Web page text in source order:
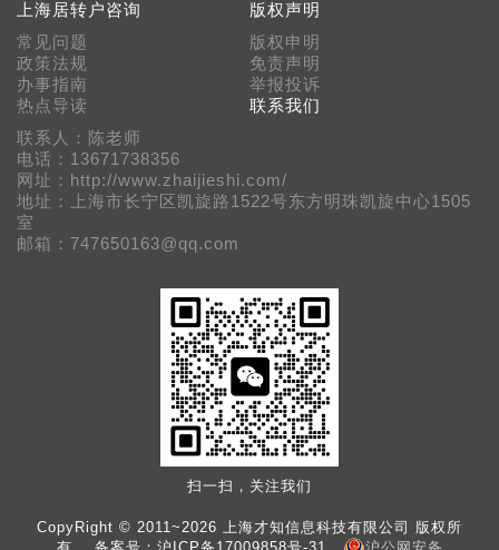
上海居转户咨询
常见问题
政策法规
办事指南
热点导读
版权声明
版权申明
免责声明
举报投诉
联系我们
联系人：陈老师
电话：13671738356
网址：http://www.zhaijieshi.com/
地址：上海市长宁区凯旋路1522号东方明珠凯旋中心1505
室
邮箱：747650163@qq.com
扫一扫，关注我们
CopyRight © 2011~2026 上海才知信息科技有限公司 版权所